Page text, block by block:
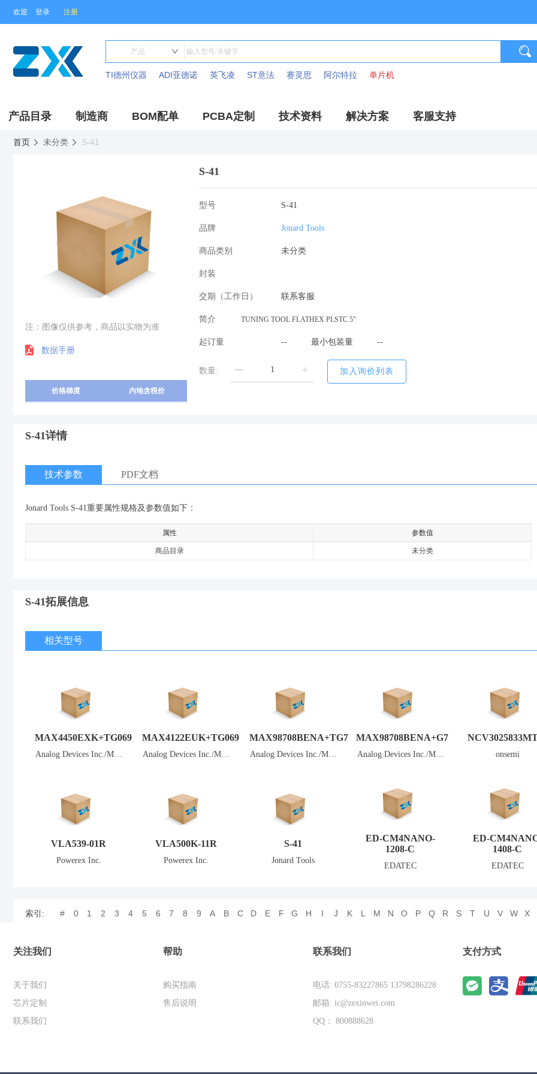
欢迎 登录 注册
TI德州仪器 ADI亚德诺 英飞凌 ST意法 赛灵思 阿尔特拉 单片机
产品目录 制造商 BOM配单 PCBA定制 技术资料 解决方案 客服支持
首页 未分类 S-41
注：图像仅供参考，商品以实物为准
数据手册
价格梯度 内地含税价
S-41
型号 S-41
品牌 Jonard Tools
商品类别 未分类
封装
交期（工作日） 联系客服
简介 TUNING TOOL FLATHEX PLSTC 5"
起订量 -- 最小包装量 --
数量: 加入询价列表
S-41详情
技术参数 PDF文档
Jonard Tools S-41重要属性规格及参数值如下：
属性 参数值
商品目录 未分类
S-41拓展信息
相关型号
MAX4450EXK+TG069
Analog Devices Inc./Max
MAX4122EUK+TG069
Analog Devices Inc./Max
MAX98708BENA+TG7
Analog Devices Inc./Max
MAX98708BENA+G7
Analog Devices Inc./Max
onsemi
VLA539-01R
Powerex Inc.
VLA500K-11R
Powerex Inc.
S-41
Jonard Tools
ED-CM4NANO-
1208-C
EDATEC
ED-
1408-C
EDATEC
索引: # 0 1 2 3 4 5 6 7 8 9 A B C D E F G H I J K L M N O P Q R S T U V W X
关注我们
关于我们
芯片定制
联系我们
帮助
购买指南
售后说明
联系我们
电话: 0755-83227865 13798286228
邮箱: ic@zexinwei.com
QQ： 800888628
支付方式